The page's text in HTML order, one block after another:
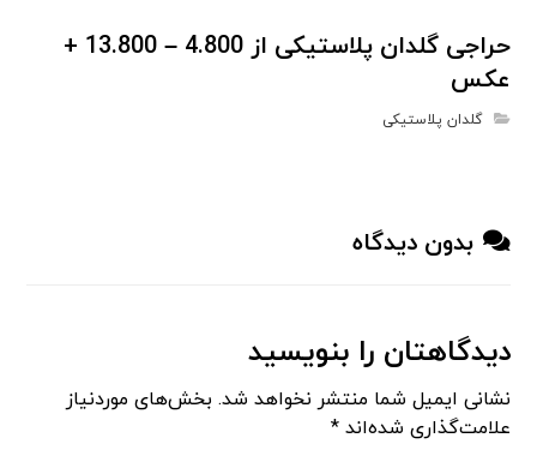
حراجی گلدان پلاستیکی از 4.800 – 13.800 +
عکس
گلدان پلاستیکی
بدون دیدگاه
دیدگاهتان را بنویسید
نشانی ایمیل شما منتشر نخواهد شد. بخش‌های موردنیاز
علامت‌گذاری شده‌اند*